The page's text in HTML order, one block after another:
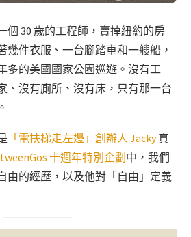
個 30 歲的工程師，賣掉紐約的房
幾件衣服、一台腳踏車和一艘船，
多的美國國家公園巡遊。沒有工
、沒有廁所、沒有床，只有那一台
「電扶梯走左邊」創辦人 Jacky真
十週年特別企劃 中，我們
由的經歷，以及他對「自由」定義